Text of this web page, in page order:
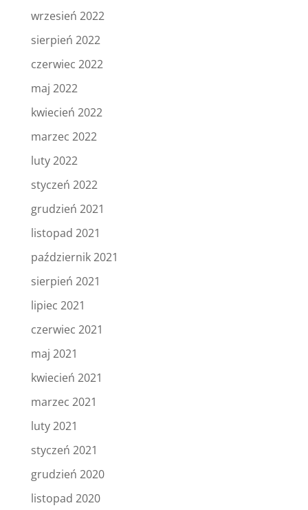
wrzesień 2022
sierpień 2022
czerwiec 2022
maj 2022
kwiecień 2022
marzec 2022
luty 2022
styczeń 2022
grudzień 2021
listopad 2021
październik 2021
sierpień 2021
lipiec 2021
czerwiec 2021
maj 2021
kwiecień 2021
marzec 2021
luty 2021
styczeń 2021
grudzień 2020
listopad 2020